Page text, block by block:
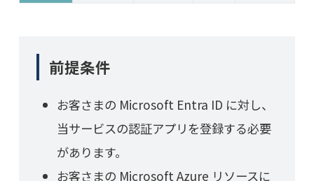
前提条件
お客さまの Microsoft Entra ID に対し、
当サービスの認証アプリを登録する必要
があります。
お客さまの Microsoft Azure リソースに